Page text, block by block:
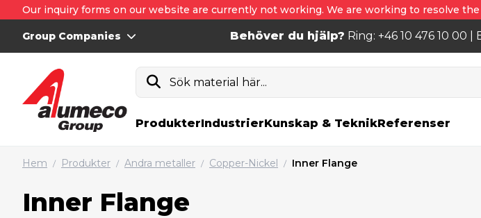
Our inquiry forms on our website are currently not working. We are working to resolve
Group Companies Behöver du hjälp? Ring: +46 10 476 10 00
Sök material här...
ProdukterIndustrierKunskap & TeknikReferenser
Hem / Produkter / Andra metaller / Copper-Nickel / Inner Flange
Inner Flange